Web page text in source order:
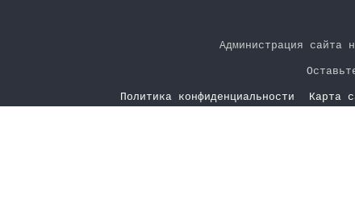
Администрация сайта
Политика конфиденциальности Карта